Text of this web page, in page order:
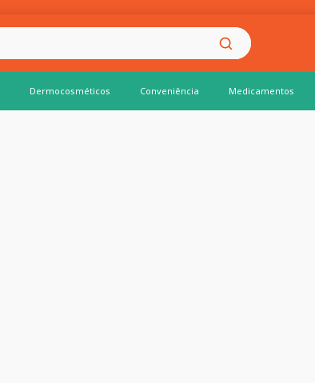
Dermocosméticos Conveniência Medicamentos